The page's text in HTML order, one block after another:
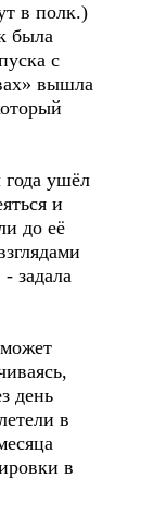
в полк.)
была
с
вышла
ушёл
и
до её
задала
день
в
в